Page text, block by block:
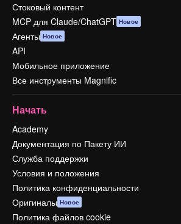
Стоковый контент
MCP для Claude/ChatGPT Новое
Агенты Новое
API
Мобильное приложение
Все инструменты Magnific
Начать
Academy
Документация по Пакету ИИ
Служба поддержки
Условия и положения
Политика конфиденциальности
Оригиналы Новое
Политика файлов cookie